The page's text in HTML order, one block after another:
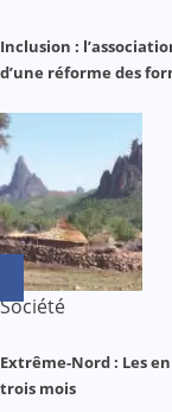
Inclusion :
d’une réforme des
Société
Extrême-Nord : Les
trois mois